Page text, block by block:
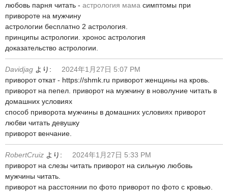
любовь парня читать - астрология мама симптомы при
привороте на мужчину
астрологии бесплатно 2 астрология.
принципы астрологии. хронос астрология
доказательство астрологии.
Davidjag より:
2024年1月27日 5:07 PM
приворот откат - https://shmk.ru приворот женщины на кровь.
приворот на пепел. приворот на мужчину в новолуние читать в
домашних условиях
способ приворота мужчины в домашних условиях приворот
любви читать девушку
приворот венчание.
RobertCruiz より:
2024年1月27日 5:33 PM
приворот на слезы читать приворот на сильную любовь
мужчины читать.
приворот на расстоянии по фото приворот по фото с кровью.